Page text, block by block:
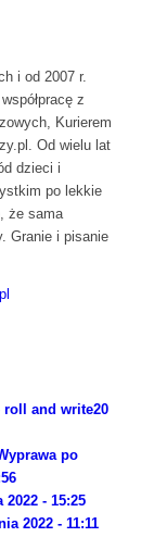
i od 2007 r.
z
Kurierem
Od wielu lat
dzieci i
po lekkie
że sama
Granie i pisanie
roll and write20
po
2022 - 15:25
2022 - 11:11